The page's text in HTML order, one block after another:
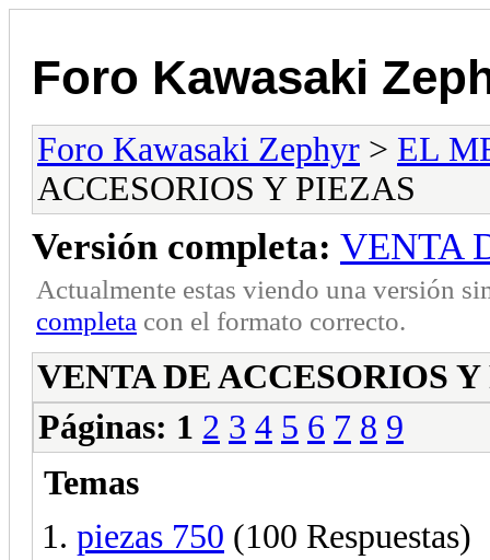
Foro Kawasaki
Foro Kawasaki Zephyr > EL
ACCESORIOS Y PIEZAS
Versión completa: VENTA
Actualmente estas viendo una versión
completa con el formato correcto.
VENTA DE ACCESORIOS
Páginas: 1 2 3 4 5 6 7 8 9
Temas
piezas 750 (100 Respuestas)